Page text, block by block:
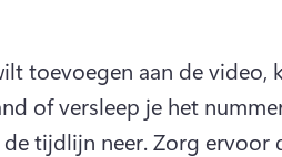
toevoegen aan de video,
of versleep je het
tijdlijn neer. Zorg ervoor